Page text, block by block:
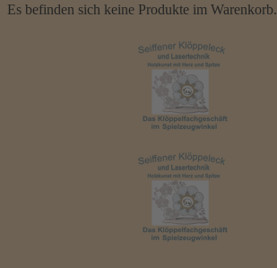
Es befinden sich keine Produkte im Warenkorb.